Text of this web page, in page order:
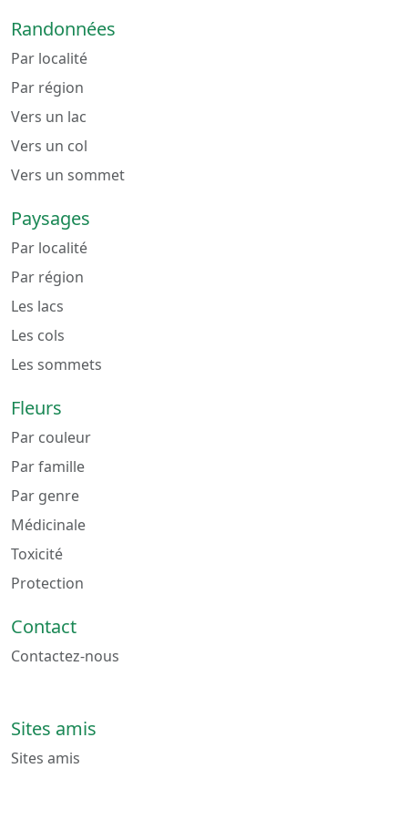
Randonnées
Par localité
Par région
Vers un lac
Vers un col
Vers un sommet
Paysages
Par localité
Par région
Les lacs
Les cols
Les sommets
Fleurs
Par couleur
Par famille
Par genre
Médicinale
Toxicité
Protection
Contact
Contactez-nous
Sites amis
Sites amis